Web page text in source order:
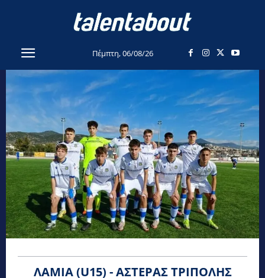
Πέμπτη, 06/08/26
ΛΑΜΊΑ (U15) - ΑΣΤΈΡΑΣ ΤΡΊΠΟΛΗΣ